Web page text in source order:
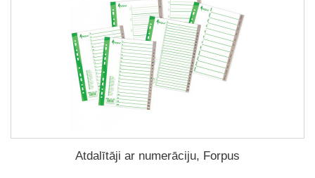
Atdalītāji ar numerāciju, Forpus